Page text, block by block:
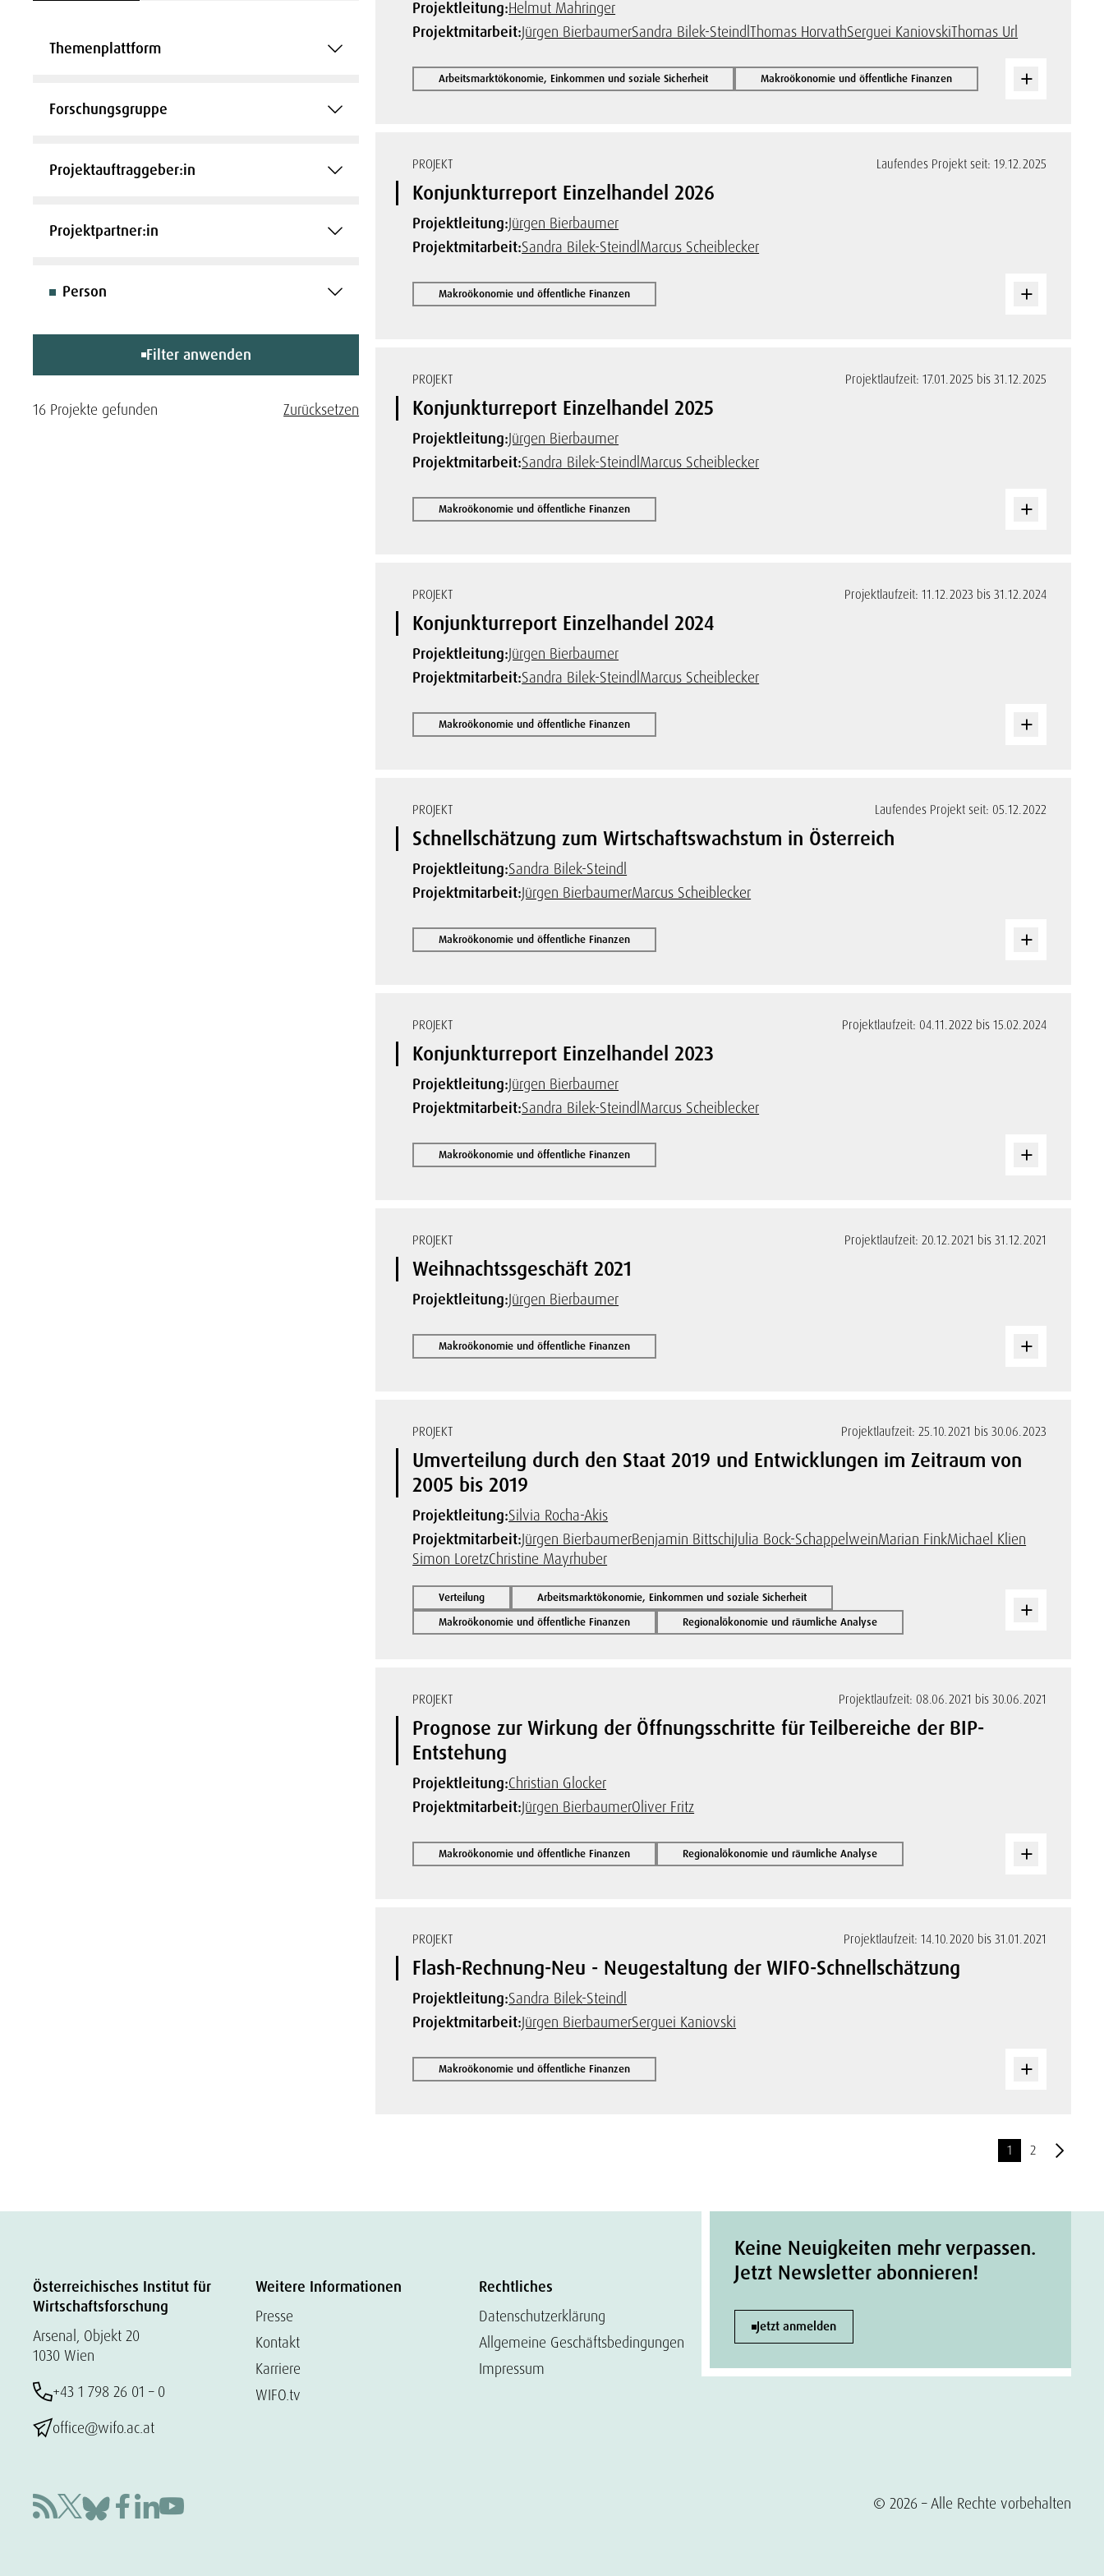
Themenplattform
Forschungsgruppe
Projektauftraggeber:in
Projektpartner:in
Person
Filter anwenden
16 Projekte gefunden Zurücksetzen
Projektleitung:Helmut Mahringer
Projektmitarbeit:Jürgen BierbaumerSandra Bilek-SteindlThomas HorvathSerguei KaniovskiThomas Url
Arbeitsmarktökonomie, Einkommen und soziale Sicherheit Makroökonomie und öffentliche Finanzen
PROJEKT Laufendes Projekt seit: 19.12.2025
Konjunkturreport Einzelhandel 2026
Projektleitung:Jürgen Bierbaumer
Projektmitarbeit:Sandra Bilek-Steindl Marcus Scheiblecker
Makroökonomie und öffentliche Finanzen
PROJEKT Projektlaufzeit: 17.01.2025 bis 31.12.2025
Konjunkturreport Einzelhandel 2025
Projektleitung:Jürgen Bierbaumer
Projektmitarbeit:Sandra Bilek-Steindl Marcus Scheiblecker
Makroökonomie und öffentliche Finanzen
PROJEKT Projektlaufzeit: 11.12.2023 bis 31.12.2024
Konjunkturreport Einzelhandel 2024
Projektleitung:Jürgen Bierbaumer
Projektmitarbeit:Sandra Bilek-Steindl Marcus Scheiblecker
Makroökonomie und öffentliche Finanzen
PROJEKT Laufendes Projekt seit: 05.12.2022
Schnellschätzung zum Wirtschaftswachstum in Österreich
Projektleitung:Sandra Bilek-Steindl
Projektmitarbeit:Jürgen BierbaumerMarcus Scheiblecker
Makroökonomie und öffentliche Finanzen
PROJEKT Projektlaufzeit: 04.11.2022 bis 15.02.2024
Konjunkturreport Einzelhandel 2023
Projektleitung:Jürgen Bierbaumer
Projektmitarbeit:Sandra Bilek-Steindl Marcus Scheiblecker
Makroökonomie und öffentliche Finanzen
PROJEKT Projektlaufzeit: 20.12.2021 bis 31.12.2021
Weihnachtssgeschäft 2021
Projektleitung:Jürgen Bierbaumer
Makroökonomie und öffentliche Finanzen
PROJEKT Projektlaufzeit: 25.10.2021 bis 30.06.2023
Umverteilung durch den Staat 2019 und Entwicklungen im Zeitraum von
2005 bis 2019
Projektleitung:Silvia Rocha-Akis
Projektmitarbeit:Jürgen BierbaumerBenjamin BittschiJulia Bock-SchappelweinMarian FinkMichael Klien
Simon LoretzChristine Mayrhuber
Verteilung
Arbeitsmarktökonomie, Einkommen und soziale Sicherheit
Makroökonomie und öffentliche Finanzen
Regionalökonomie und räumliche Analyse
PROJEKT Projektlaufzeit: 08.06.2021 bis 30.06.2021
Prognose zur Wirkung der Öffnungsschritte für Teilbereiche der BIP-
Entstehung
Projektleitung:Christian Glocker
Projektmitarbeit:Jürgen BierbaumerOliver Fritz
Makroökonomie und öffentliche Finanzen Regionalökonomie und räumliche Analyse
PROJEKT Projektlaufzeit: 14.10.2020 bis 31.01.2021
Flash-Rechnung-Neu - Neugestaltung der WIFO-Schnellschätzung
Projektleitung:Sandra Bilek-Steindl
Projektmitarbeit:Jürgen BierbaumerSerguei Kaniovski
Makroökonomie und öffentliche Finanzen
1 2
Österreichisches Institut für
Wirtschaftsforschung
Arsenal, Objekt 20
1030 Wien
+43 1 798 26 01 – 0
office@wifo.ac.at
Weitere Informationen
Presse
Kontakt
Karriere
WIFO.tv
Rechtliches
Datenschutzerklärung
Allgemeine Geschäftsbedingungen
Impressum
Keine Neuigkeiten mehr verpassen.
Jetzt Newsletter abonnieren!
Jetzt anmelden
© 2026 – Alle Rechte vorbehalten